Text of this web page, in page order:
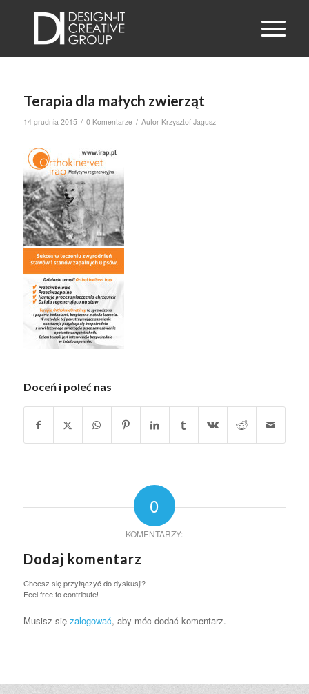
Terapia dla małych zwierząt
14 grudnia 2015 / 0 Komentarze / Autor Krzysztof Jagusz
Doceń i poleć nas
0
KOMENTARZY:
Dodaj komentarz
Chcesz się przyłączyć do dyskusji?
Feel free to contribute!
Musisz się zalogować, aby móc dodać komentarz.